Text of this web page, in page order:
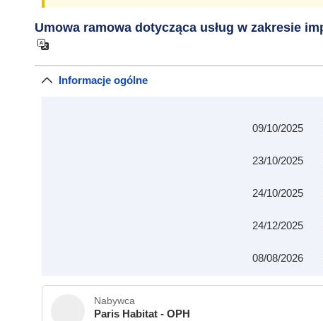
Umowa ramowa dotycząca usług w zakresie
Informacje ogólne
09/10/2025
23/10/2025
24/10/2025
24/12/2025
08/08/2026
Nabywca
Paris Habitat - OPH